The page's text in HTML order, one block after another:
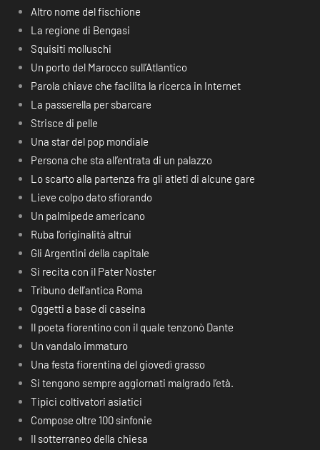
Altro nome del fischione
La regione di Bengasi
Squisiti molluschi
Un porto del Marocco sull’Atlantico
Parola chiave che facilita la ricerca in Internet
La passerella per sbarcare
Strisce di pelle
Una star del pop mondiale
Persona che sta all’entrata di un palazzo
Lo scarto alla partenza fra gli atleti di alcune gare
Lieve colpo dato sfiorando
Un palmipede americano
Ruba l’originalità altrui
Gli Argentini della capitale
Si recita con il Pater Noster
Tribuno dell’antica Roma
Oggetti a base di caseina
Il poeta fiorentino con il quale tenzonò Dante
Un vandalo immaturo
Una festa fiorentina del giovedì grasso
Si tengono sempre aggiornati malgrado l’età.
Tipici coltivatori asiatici
Compose oltre 100 sinfonie
Il sotterraneo della chiesa